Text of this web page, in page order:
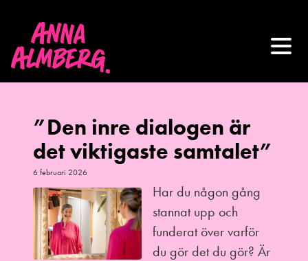
”Den inre dialogen är
det viktigaste samtalet”
6 februari 2026
Har du någon gång
stannat upp och
funderat över varför
du gör det du gör? Är